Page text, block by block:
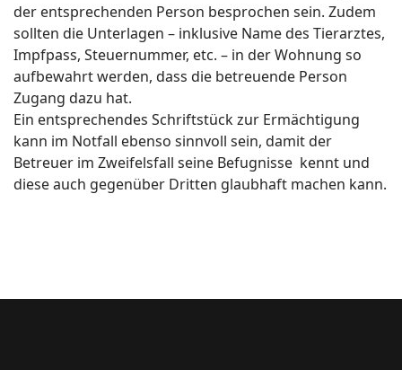
der entsprechenden Person besprochen sein. Zudem
sollten die Unterlagen – inklusive Name des Tierarztes,
Impfpass, Steuernummer, etc. – in der Wohnung so
aufbewahrt werden, dass die betreuende Person
Zugang dazu hat.
Ein entsprechendes Schriftstück zur Ermächtigung
kann im Notfall ebenso sinnvoll sein, damit der
Betreuer im Zweifelsfall seine Befugnisse kennt und
diese auch gegenüber Dritten glaubhaft machen kann.